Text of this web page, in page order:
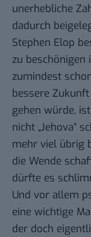
unerhebliche
dadurch
Stephen Elop
zu beschönigen
zumindest
bessere
gehen würde,
nicht „Jehova“
mehr viel übrig
die Wende
dürfte es
Und vor allem
eine wichtige
der doch